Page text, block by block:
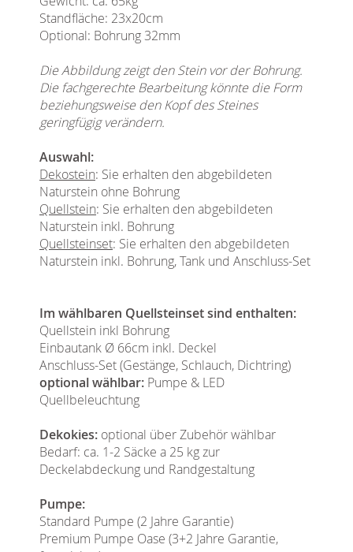
Standfläche: 23x20cm
Optional: Bohrung 32mm
Die Abbildung zeigt den Stein vor der Bohrung.
Die fachgerechte Bearbeitung könnte die Form
beziehungsweise den Kopf des Steines
geringfügig verändern.
Auswahl:
Dekostein: Sie erhalten den abgebildeten
Naturstein ohne Bohrung
Quellstein: Sie erhalten den abgebildeten
Naturstein inkl. Bohrung
Quellsteinset: Sie erhalten den abgebildeten
Naturstein inkl. Bohrung, Tank und Anschluss-Set
Im wählbaren Quellsteinset sind enthalten:
Quellstein inkl Bohrung
Einbautank Ø 66cm inkl. Deckel
Anschluss-Set (Gestänge, Schlauch, Dichtring)
optional wählbar: Pumpe & LED
Quellbeleuchtung
Dekokies: optional über Zubehör wählbar
Bedarf: ca. 1-2 Säcke a 25 kg zur
Deckelabdeckung und Randgestaltung
Pumpe:
Standard Pumpe (2 Jahre Garantie)
Premium Pumpe Oase (3+2 Jahre Garantie,